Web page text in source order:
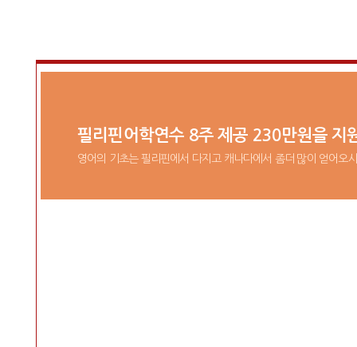
필리핀어학연수 8주 제공 230만원을 지
영어의 기초는 필리핀에서 다지고 캐나다에서 좀더 많이 얻어